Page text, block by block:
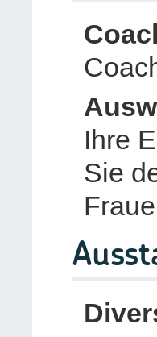
Ihre
Sie